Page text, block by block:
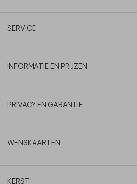
SERVICE
INFORMATIE EN PRIJZEN
PRIVACY EN GARANTIE
WENSKAARTEN
KERST